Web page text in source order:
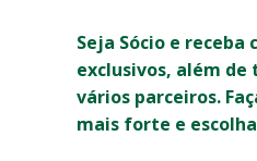
Seja Sócio e receba
exclusivos, além de
vários parceiros.
mais forte e